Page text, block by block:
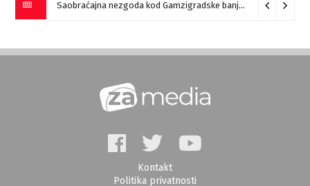
Saobraćajna nezgoda kod Gamzigradske banje 05/08/2026
Kontakt
Politika privatnosti